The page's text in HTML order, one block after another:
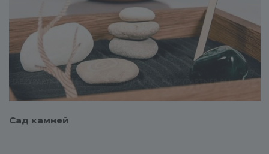
Смотреть проект
Сад камней